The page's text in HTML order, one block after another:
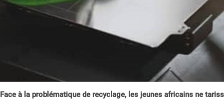
Face à la problématique de recyclage, les jeunes africains ne